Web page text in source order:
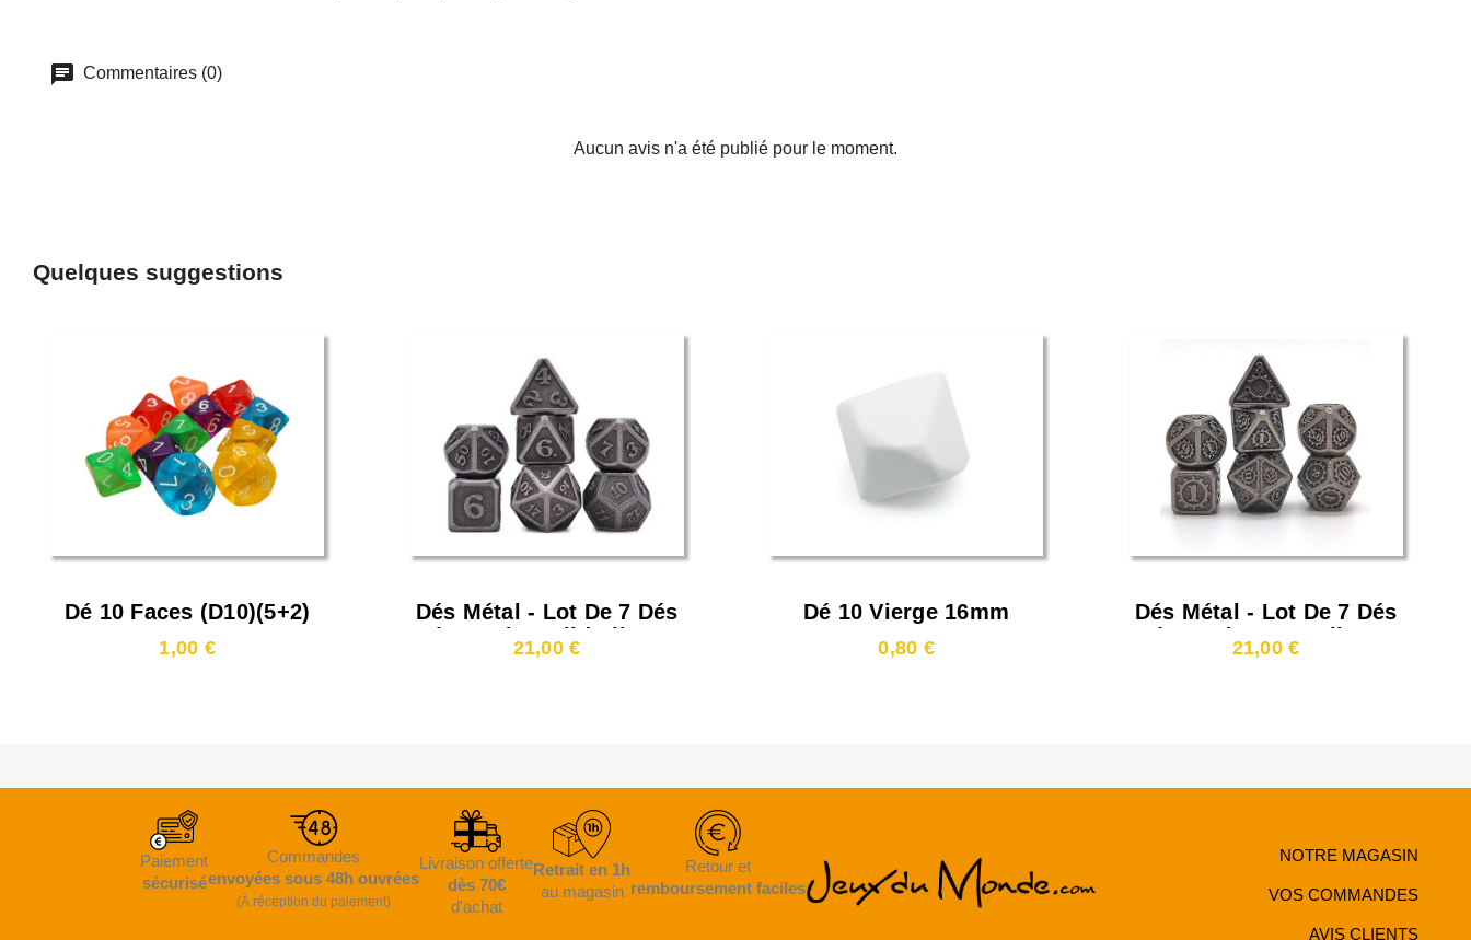
Commentaires (0)
Aucun avis n'a été publié pour le moment.
Quelques suggestions
Dé 10 Faces (D10)(5+2)
1,00 €
Dés Métal - Lot De 7 Dés
(14mm) - Solid Silver
21,00 €
Dé 10 Vierge 16mm
0,80 €
Dés Métal - Lot De 7 Dés
(14mm) - Gear Silver
21,00 €
Paiement
sécurisé
Commandes
envoyées sous 48h ouvrées
(À réception du paiement)
Livraison offerte
dès 70€
d'achat
Retrait en 1h
au magasin
Retour et
remboursement faciles
NOTRE MAGASIN
VOS COMMANDES
AVIS CLIENTS